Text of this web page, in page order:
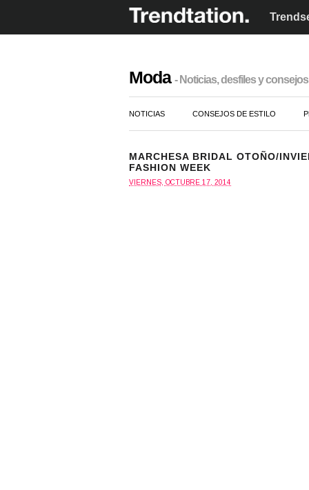
Moda - Noticias, desfiles y
NOTICIAS CONSEJOS DE ESTILO
MARCHESA BRIDAL OTOÑO/
FASHION WEEK
VIERNES, OCTUBRE 17, 2014